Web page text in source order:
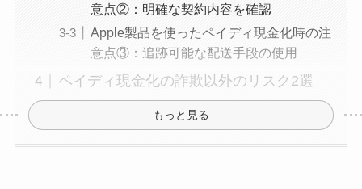
意点②：明確な契約内容を確認
Apple製品を使ったペイディ現金化時の注
意点③：追跡可能な配送手段の使用
ペイディ現金化の詐欺以外のリスク2選
もっと見る